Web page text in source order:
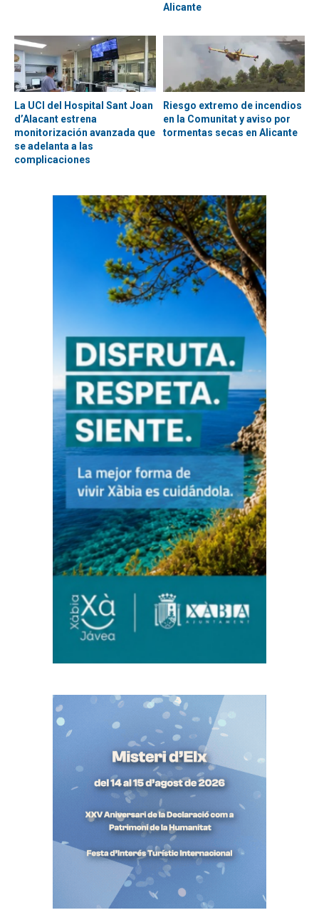
Alicante
La UCI del Hospital Sant Joan
d’Alacant estrena
monitorización avanzada que
se adelanta a las
complicaciones
Riesgo extremo de incendios
en la Comunitat y aviso por
tormentas secas en Alicante